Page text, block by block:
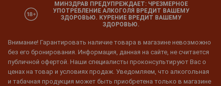
МИНЗДРАВ ПРЕДУПРЕЖДАЕТ: ЧРЕЗМЕРНОЕ
УПОТРЕБЛЕНИЕ АЛКОГОЛЯ ВРЕДИТ ВАШЕМУ
ЗДОРОВЬЮ. КУРЕНИЕ ВРЕДИТ ВАШЕМУ
ЗДОРОВЬЮ.
Внимание! Гарантировать наличие товара в магазине невозможно
без его бронирования. Информация, данная на сайте, не считается
публичной офертой. Наши специалисты проконсультируют Вас о
ценах на товар и условиях продаж. Уведомляем, что алкогольная
и табачная продукция может быть приобретена только в магазине